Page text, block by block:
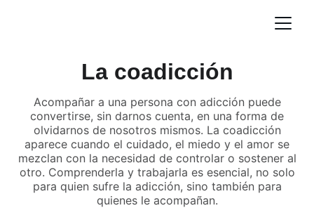
La coadicción
Acompañar a una persona con adicción puede
convertirse, sin darnos cuenta, en una forma de
olvidarnos de nosotros mismos. La coadicción
aparece cuando el cuidado, el miedo y el amor se
mezclan con la necesidad de controlar o sostener al
otro. Comprenderla y trabajarla es esencial, no solo
para quien sufre la adicción, sino también para
quienes le acompañan.